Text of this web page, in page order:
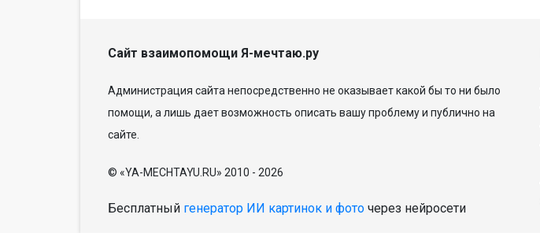
Сайт взаимопомощи Я-мечтаю.ру
Администрация сайта непосредственно не оказывает какой бы то ни было
помощи, а лишь дает возможность описать вашу проблему и публично на
сайте.
© «YA-MECHTAYU.RU» 2010 - 2026
Бесплатный генератор ИИ картинок и фото через нейросети